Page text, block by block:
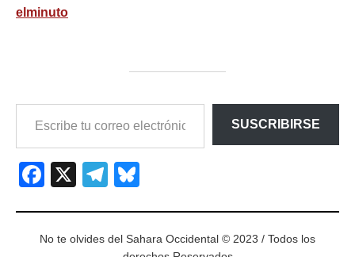
elminuto
SUSCRIBIRSE
Facebook
X Telegram
No te olvides del Sahara Occidental © 2023 / Todos los